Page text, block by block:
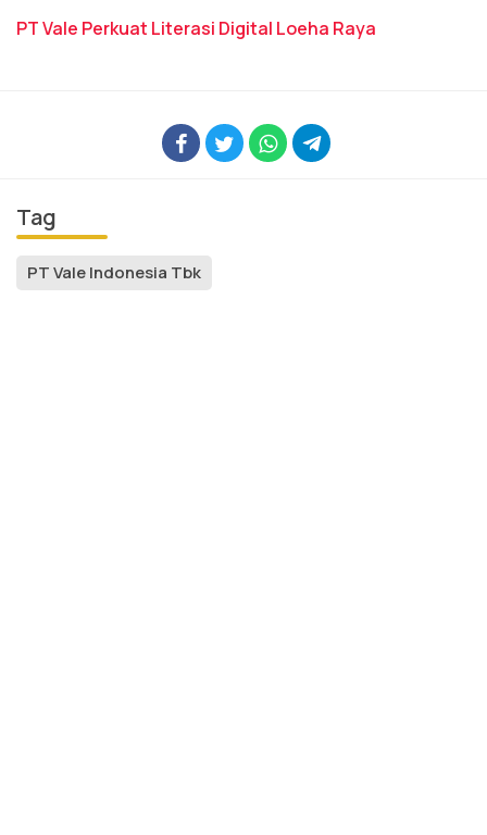
PT Vale Perkuat Literasi Digital Loeha Raya
Tag
PT Vale Indonesia Tbk